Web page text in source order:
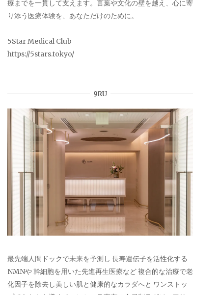
療までを一貫して支えます。言葉や文化の壁を越え、心に寄
り添う医療体験を、あなただけのために。
5Star Medical Club
https://5stars.tokyo/
9RU
最先端人間ドックで未来を予測し 長寿遺伝子を活性化する
NMNや 幹細胞を用いた先進再生医療など 複合的な治療で老
化因子を除去し美しい肌と健康的なカラダへと ワンストッ